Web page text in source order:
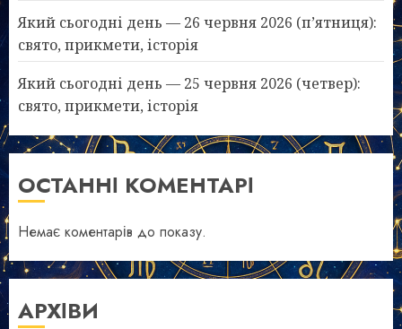
Який сьогодні день — 26 червня 2026 (п’ятниця):
свято, прикмети, історія
Який сьогодні день — 25 червня 2026 (четвер):
свято, прикмети, історія
ОСТАННІ КОМЕНТАРІ
Немає коментарів до показу.
АРХІВИ